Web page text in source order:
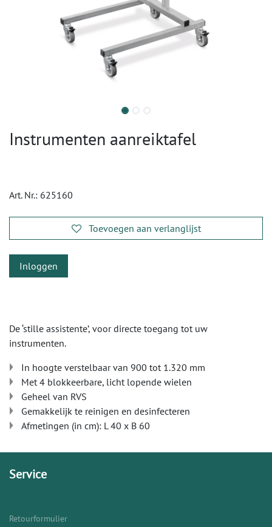
Instrumenten aanreiktafel
Art. Nr.: 625160
Toevoegen aan verlanglijst
Inloggen
De ‘stille assistente’, voor directe toegang tot uw
instrumenten.
In hoogte verstelbaar van 900 tot 1.320 mm
Met 4 blokkeerbare, licht lopende wielen
Geheel van RVS
Gemakkelijk te reinigen en desinfecteren
Afmetingen (in cm): L 40 x B 60
Service
Retourformulier